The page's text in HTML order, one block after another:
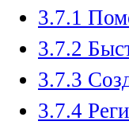
3.7.1
3.7.2
3.7.3
3.7.4